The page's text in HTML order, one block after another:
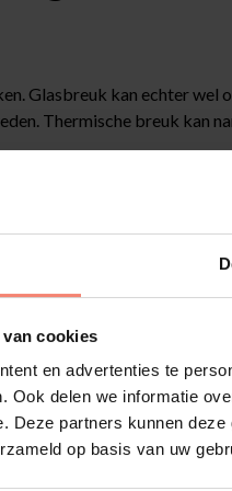
cookies
en advertenties te
Ook delen we informatie
Deze partners kunnen
op basis van uw
Glasbreuk kan echter
Thermische breuk kan
strak wordt opgesloten,
Hierdoor kan er een
kan leiden tot glasbreuk.
af aan het
op breuk.
een ongelijke
ander deel in de